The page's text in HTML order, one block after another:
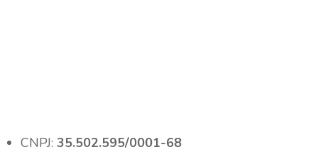
CNPJ:35.502.595/0001-68